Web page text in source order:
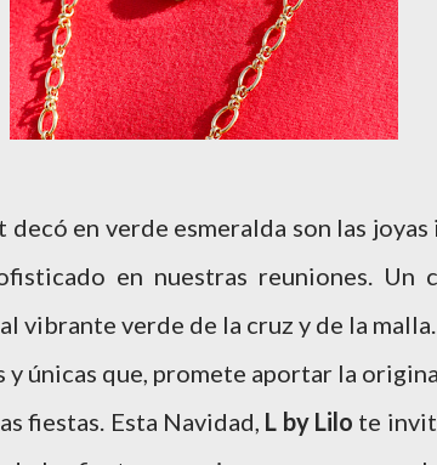
decó en verde esmeralda son las
en nuestras reuniones. Un
vibrante verde de la cruz y de la malla.
únicas que, promete aportar la
fiestas. Esta Navidad, L by Lilo te